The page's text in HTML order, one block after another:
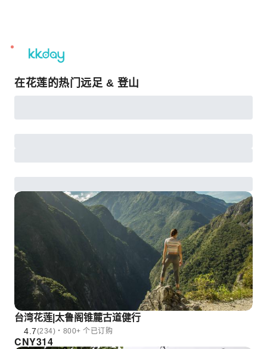
unread
notifications
在花莲的热门远足 & 登山
台湾花莲|太鲁阁锥麓古道健行
4.7(234)・800+ 个已订购
CNY314